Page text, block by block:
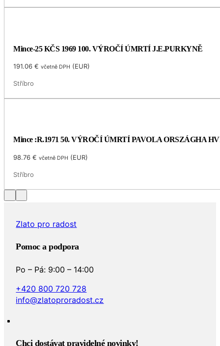
Mince-25 KČS 1969 100. VÝROČÍ ÚMRTÍ J.E.PURKYNĚ
191.06€ včetně DPH (EUR)
Stříbro
Mince :R.1971 50. VÝROČÍ ÚMRTÍ PAVOLA ORSZÁGHA
98.76€ včetně DPH (EUR)
Stříbro
Zlato pro radost
Pomoc a podpora
Po – Pá: 9:00 – 14:00
+420 800 720 728
info@zlatoproradost.cz
Chci dostávat pravidelné novinky!​